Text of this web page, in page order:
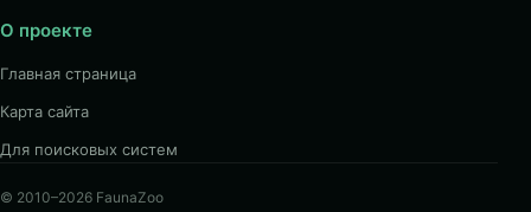
О проекте
Главная страница
Карта сайта
Для поисковых систем
© 2010–2026 FaunaZoo